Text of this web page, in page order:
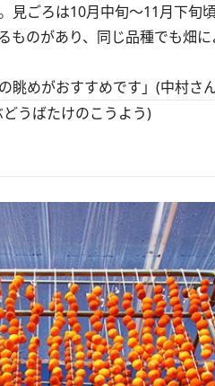
ごろは10月中旬～11月下旬頃
ものがあり、同じ品種でも畑
眺めがおすすめです」(中村さ
うばたけのこうよう)